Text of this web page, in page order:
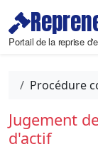
Portail de la reprise
Procédure
Jugement
d'actif